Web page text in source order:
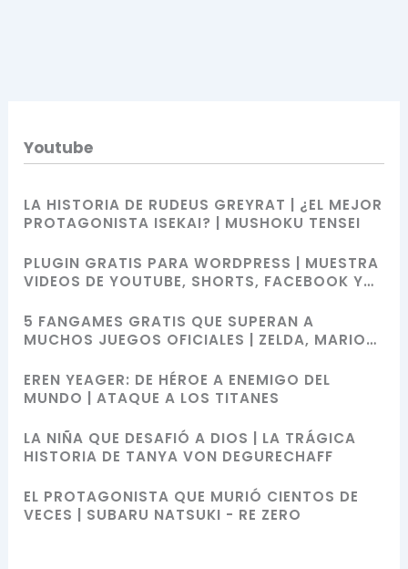
Youtube
LA HISTORIA DE RUDEUS GREYRAT | ¿EL MEJOR
PROTAGONISTA ISEKAI? | MUSHOKU TENSEI
PLUGIN GRATIS PARA WORDPRESS | MUESTRA
VIDEOS DE YOUTUBE, SHORTS, FACEBOOK Y
5 FANGAMES GRATIS QUE SUPERAN A
MUCHOS JUEGOS OFICIALES | ZELDA, MARIO
EREN YEAGER: DE HÉROE A ENEMIGO DEL
MUNDO | ATAQUE A LOS TITANES
LA NIÑA QUE DESAFIÓ A DIOS | LA TRÁGICA
HISTORIA DE TANYA VON DEGURECHAFF
EL PROTAGONISTA QUE MURIÓ CIENTOS DE
VECES | SUBARU NATSUKI - RE ZERO